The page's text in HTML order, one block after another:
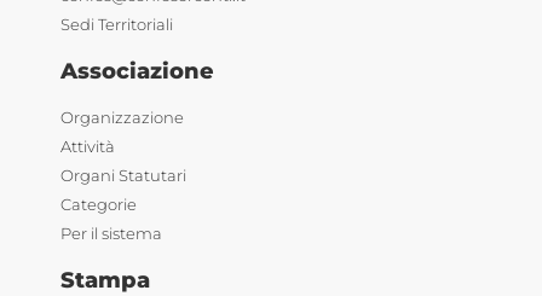
Sedi Territoriali
Associazione
Organizzazione
Attività
Organi Statutari
Categorie
Per il sistema
Stampa